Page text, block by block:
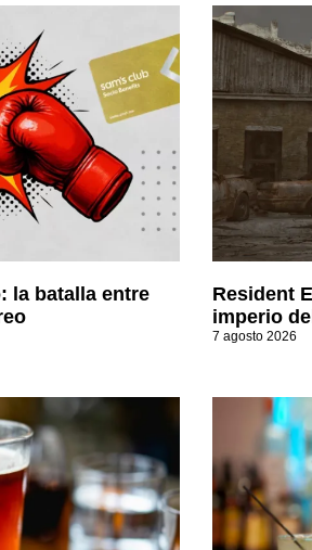
la batalla entre
Resident
imperio
7 agosto 2026